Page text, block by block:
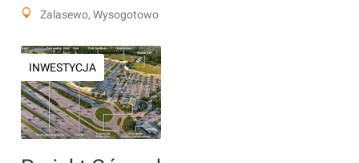
Zalasewo, Wysogotowo
INWESTYCJA